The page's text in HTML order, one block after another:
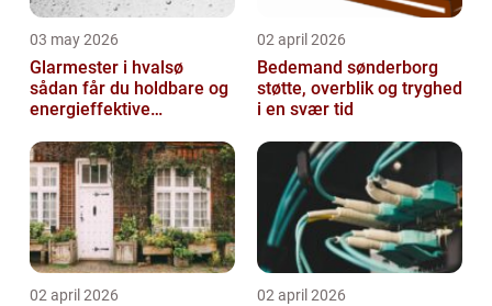
03 may 2026
Glarmester i hvalsø
sådan får du holdbare og
energieffektive
02 april 2026
Bedemand sønderborg
støtte, overblik og tryghed
i en svær tid
02 april 2026 02 april 2026